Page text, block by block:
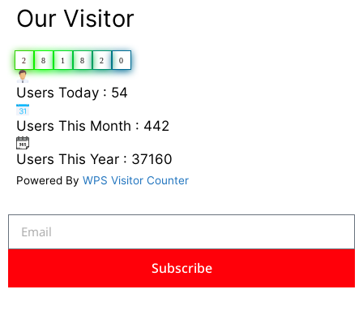
Our Visitor
2 8 1 8 2 0
Users Today : 54
Users This Month : 442
Users This Year : 37160
Powered By WPS Visitor Counter
Subscribe